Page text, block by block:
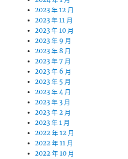
2023 年 12 月
2023 年 11 月
2023 年 10 月
2023 年 9 月
2023 年 8 月
2023 年 7 月
2023 年 6 月
2023 年 5 月
2023 年 4 月
2023 年 3 月
2023 年 2 月
2023 年 1 月
2022 年 12 月
2022 年 11 月
2022 年 10 月